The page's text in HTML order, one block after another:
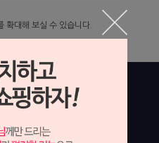
확대해 보실 수 있습니다.